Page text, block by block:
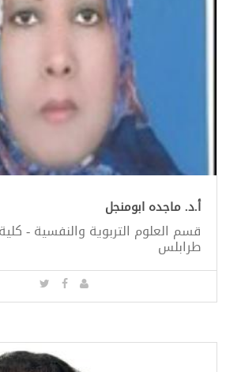
أ.د. ماجده ابومنجل
قسم العلوم التربوية والنفسية -
طرابلس